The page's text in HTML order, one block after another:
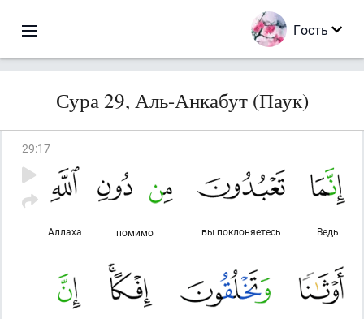
Гость
Сура 29, Аль-Анкабут (Паук)
29:17
Ведь
вы поклоняетесь
помимо
Аллаха